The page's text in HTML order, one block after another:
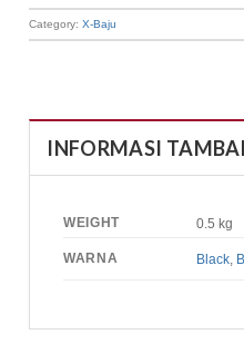
Category:X-Baju
INFORMASI
WEIGHT 0.5 kg
WARNA Black